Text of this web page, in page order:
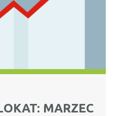
MARZEC